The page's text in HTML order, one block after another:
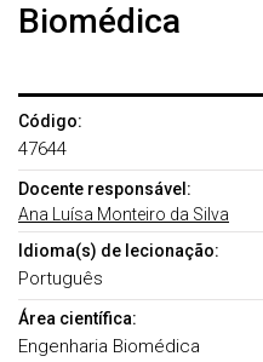
Biomédica
Código:
47644
Docente responsável:
Ana Luísa Monteiro da Silva
Idioma(s) de lecionação:
Português
Área científica:
Engenharia Biomédica